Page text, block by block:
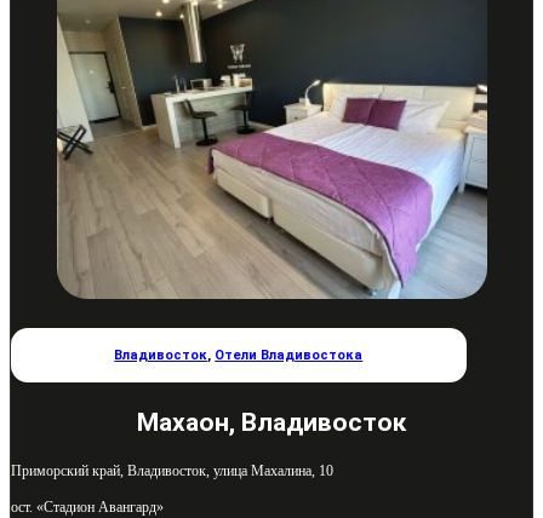
Владивосток, Отели Владивостока
Махаон, Владивосток
Приморский край, Владивосток, улица Махалина, 10
ост. «Стадион Авангард»